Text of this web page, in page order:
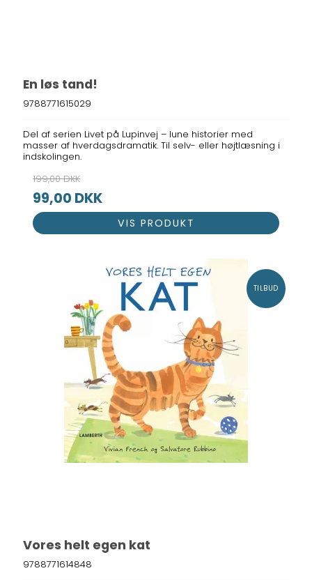
En løs tand!
9788771615029
Del af serien Livet på Lupinvej – lune historier med
masser af hverdagsdramatik. Til selv- eller højtlæsning i
indskolingen.
199,00 DKK
99,00 DKK
VIS PRODUKT
TILBUD
Vores helt egen kat
9788771614848